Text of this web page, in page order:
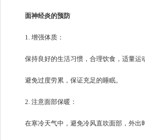
面神经炎的预防
1. 增强体质：
保持良好的生活习惯，合理饮食，适量运
避免过度劳累，保证充足的睡眠。
2. 注意面部保暖：
在寒冷天气中，避免冷风直吹面部，外出